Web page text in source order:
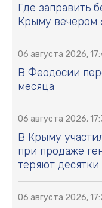
Где заправить
Крыму вечером
06 августа 2026,
В Феодосии
месяца
06 августа 2026,
В Крыму
при продаже
теряют десятки
06 августа 2026,